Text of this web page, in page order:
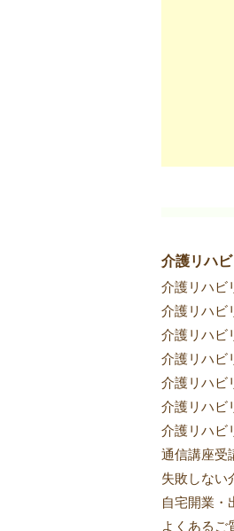
介護リハ
介護リハビ
介護リハビ
介護リハビ
介護リハビ
介護リハビ
介護リハビ
介護リハビ
通信講座受
失敗しない
自宅開業・
よくあるご